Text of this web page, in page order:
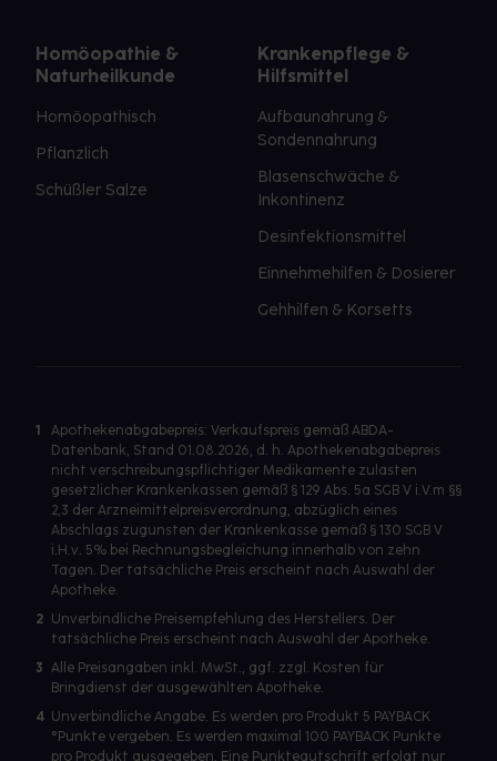
Homöopathie &
Naturheilkunde
Homöopathisch
Pflanzlich
Schüßler Salze
Krankenpflege &
Hilfsmittel
Aufbaunahrung &
Sondennahrung
Blasenschwäche &
Inkontinenz
Desinfektionsmittel
Einnehmehilfen & Dosierer
Gehhilfen & Korsetts
1
Apothekenabgabepreis: Verkaufspreis gemäß ABDA-
Datenbank, Stand 01.08.2026, d. h. Apothekenabgabepreis
nicht verschreibungspflichtiger Medikamente zulasten
gesetzlicher Krankenkassen gemäß § 129 Abs. 5a SGB V i.V.m §§
2,3 der Arzneimittelpreisverordnung, abzüglich eines
Abschlags zugunsten der Krankenkasse gemäß § 130 SGB V
i.H.v. 5% bei Rechnungsbegleichung innerhalb von zehn
Tagen. Der tatsächliche Preis erscheint nach Auswahl der
Apotheke.
2 Unverbindliche Preisempfehlung des Herstellers. Der
tatsächliche Preis erscheint nach Auswahl der Apotheke.
3 Alle Preisangaben inkl. MwSt., ggf. zzgl. Kosten für
Bringdienst der ausgewählten Apotheke.
4 Unverbindliche Angabe. Es werden pro Produkt 5 PAYBACK
°Punkte vergeben. Es werden maximal 100 PAYBACK Punkte
pro Produkt ausgegeben. Eine Punktegutschrift erfolgt nur